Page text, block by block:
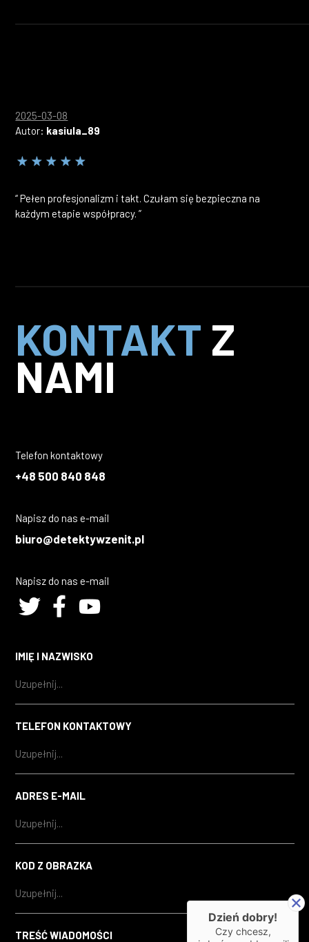
2025-03-08
Autor: kasiula_89
“ Pełen profesjonalizm i takt. Czułam się bezpieczna na
każdym etapie współpracy. ”
KONTAKT Z
NAMI
Telefon kontaktowy
+48 500 840 848
Napisz do nas e-mail
biuro@detektywzenit.pl
Napisz do nas e-mail
IMIĘ I NAZWISKO
TELEFON KONTAKTOWY
ADRES E-MAIL
KOD Z OBRAZKA
TREŚĆ WIADOMOŚCI
Dzień dobry!
Czy chcesz,